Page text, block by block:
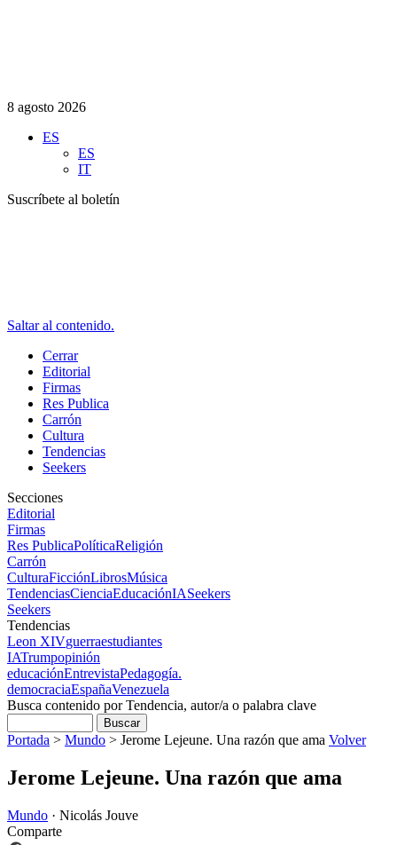
8 agosto 2026
ES
ES
IT
Suscríbete al boletín
Saltar al contenido.
Cerrar
Editorial
Firmas
Res Publica
Carrón
Cultura
Tendencias
Seekers
Secciones
Editorial
Firmas
Res PublicaPolíticaReligión
Carrón
CulturaFicciónLibrosMúsica
TendenciasCienciaEducaciónIASeekers
Seekers
Tendencias
Leon XIVguerraestudiantes
IATrumpopinión
educaciónEntrevistaPedagogía.
democraciaEspañaVenezuela
Busca contenido por Tendencia, autor/a o palabra clave
Portada > Mundo > Jerome Lejeune. Una razón que ama Volver
Jerome Lejeune. Una razón que ama
Mundo · Nicolás Jouve
Comparte